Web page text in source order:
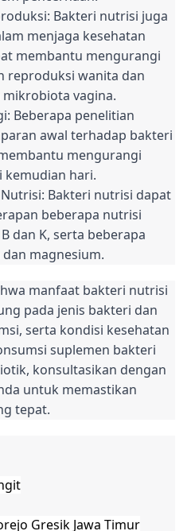
Bakteri nutrisi juga
menjaga kesehatan
membantu mengurangi
reproduksi wanita dan
vagina.
Beberapa penelitian
awal terhadap bakteri
mengurangi
kemudian hari.
Bakteri nutrisi dapat
beberapa nutrisi
dan K, serta beberapa
magnesium.
manfaat bakteri nutrisi
pada jenis bakteri dan
serta kondisi kesehatan
suplemen bakteri
konsultasikan dengan
untuk memastikan
tepat.
Gresik Jawa Timur